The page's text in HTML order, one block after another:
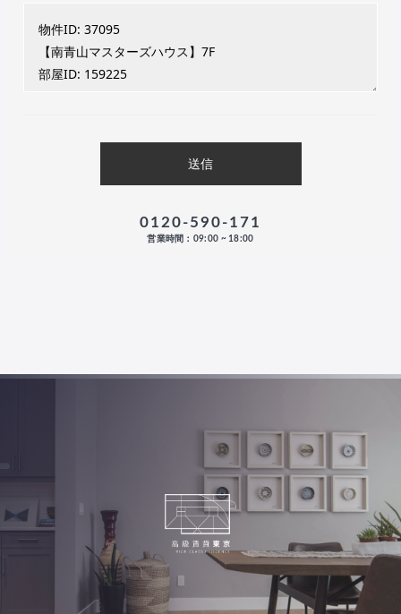
0120-590-171
営業時間：09:00 ~ 18:00